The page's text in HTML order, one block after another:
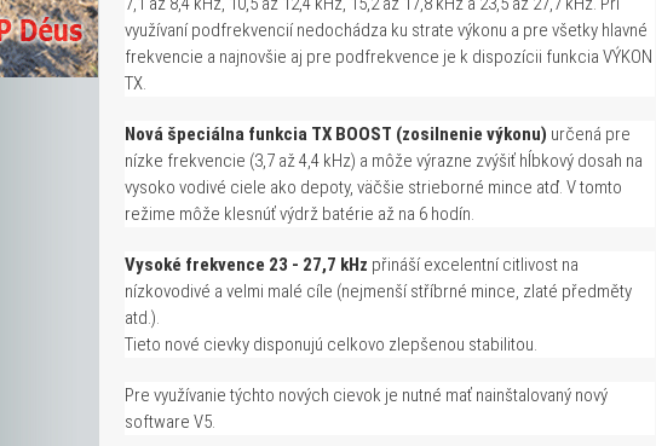
využívaní podfrekvencií nedochádza ku strate výkonu a pre všetky hlavné
frekvencie a najnovšie aj pre podfrekvence je k dispozícii funkcia VÝKON
TX.
Nová špeciálna funkcia TX BOOST (zosilnenie výkonu) určená pre
nízke frekvencie (3,7 až 4,4 kHz) a môže výrazne zvýšiť hĺbkový dosah na
vysoko vodivé ciele ako depoty, väčšie strieborné mince atď. V tomto
režime môže klesnúť výdrž batérie až na 6 hodín.
Vysoké frekvence 23 - 27,7 kHz přináší excelentní citlivost na
nízkovodivé a velmi malé cíle (nejmenší stříbrné mince, zlaté předměty
atd.).
Tieto nové cievky disponujú celkovo zlepšenou stabilitou.
Pre využívanie týchto nových cievok je nutné mať nainštalovaný nový
software V5.